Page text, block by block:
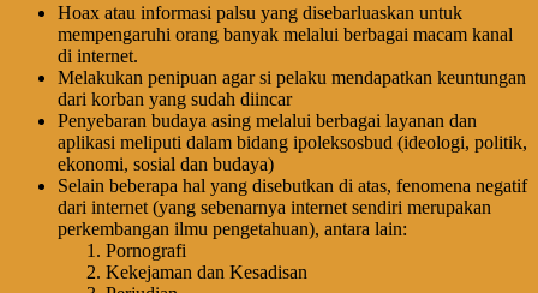
Hoax atau informasi palsu yang disebarluaskan untuk
mempengaruhi orang banyak melalui berbagai macam kanal
di internet.
Melakukan penipuan agar si pelaku mendapatkan keuntungan
dari korban yang sudah diincar
Penyebaran budaya asing melalui berbagai layanan dan
aplikasi meliputi dalam bidang ipoleksosbud (ideologi, politik,
ekonomi, sosial dan budaya)
Selain beberapa hal yang disebutkan di atas, fenomena negatif
dari internet (yang sebenarnya internet sendiri merupakan
perkembangan ilmu pengetahuan), antara lain:
Pornografi
Kekejaman dan Kesadisan